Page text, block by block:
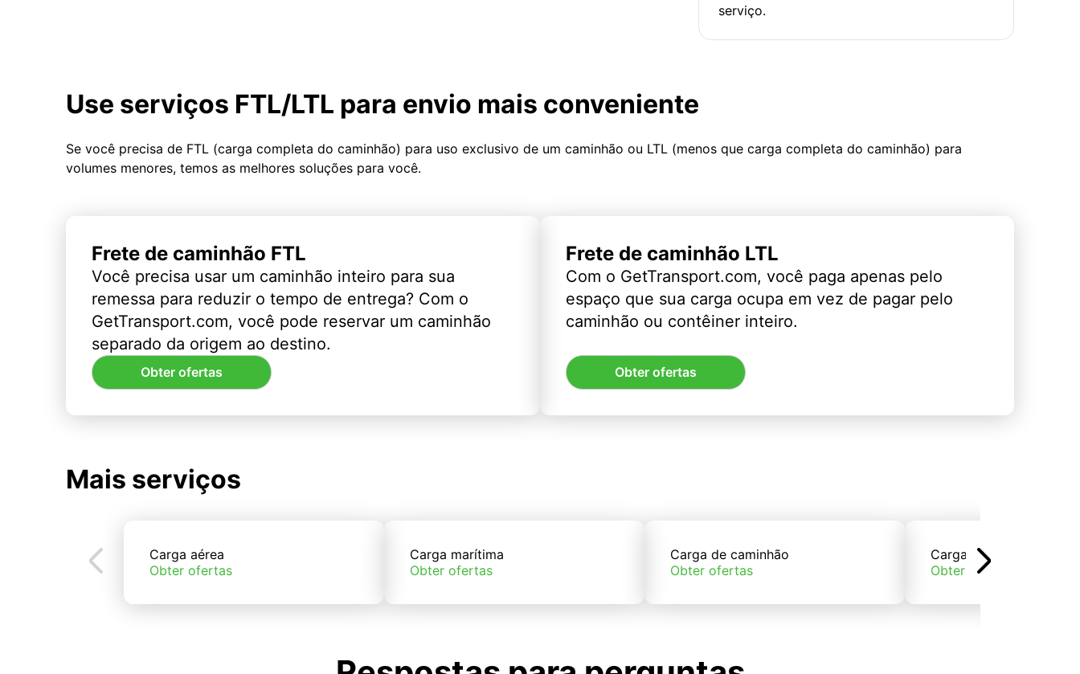
serviço.
Use serviços FTL/LTL para envio mais conveniente
Se você precisa de FTL (carga completa do caminhão) para uso exclusivo de um caminhão ou LTL (menos que carga completa do caminhão) para
volumes menores, temos as melhores soluções para você.
Frete de caminhão FTL
Você precisa usar um caminhão inteiro para sua
remessa para reduzir o tempo de entrega? Com o
GetTransport.com, você pode reservar um caminhão
separado da origem ao destino.
Obter ofertas
Frete de caminhão LTL
Com o GetTransport.com, você paga apenas pelo
espaço que sua carga ocupa em vez de pagar pelo
caminhão ou contêiner inteiro.
Obter ofertas
Mais serviços
Carga aérea
Obter ofertas
Carga marítima
Obter ofertas
Carga de caminhão
Obter ofertas
Carga de trem
Obter ofertas